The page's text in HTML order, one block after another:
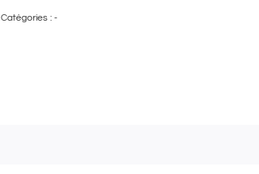
LOVELYSPA
Catégories :-